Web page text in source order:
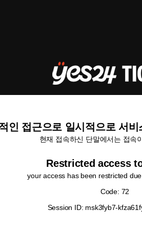
인 접근으로 일시적으로 서
현재 접속하신 단말에서는 접속
Restricted access
your access has been restricted
Code: 72
Session ID: msk3fyb7-